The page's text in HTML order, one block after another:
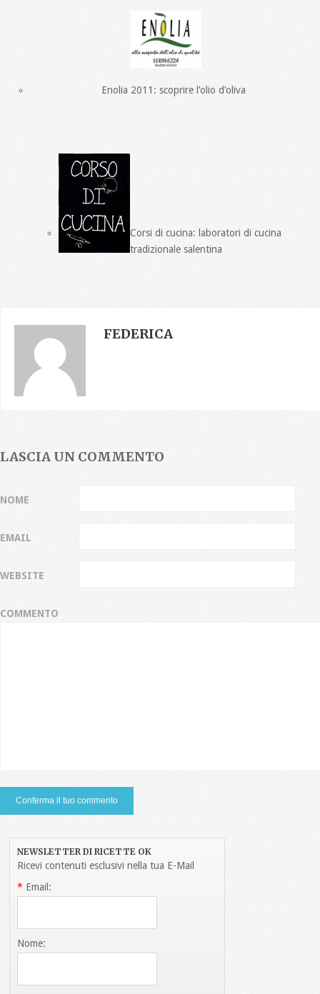
Enolia 2011: scoprire l’olio d’oliva
Corsi di cucina: laboratori di cucina
tradizionale salentina
FEDERICA
LASCIA UN COMMENTO
NOME
EMAIL
WEBSITE
COMMENTO
NEWSLETTER DI RICETTE OK
Ricevi contenuti esclusivi nella tua E-Mail
* Email:
Nome: